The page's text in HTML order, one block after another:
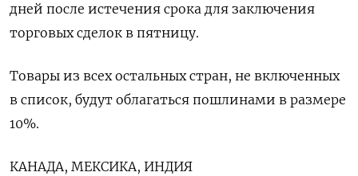
дней после истечения срока для заключения
торговых сделок в пятницу.
Товары из всех остальных стран, не включенных
в список, будут облагаться пошлинами в размере
10%.
КАНАДА, МЕКСИКА, ИНДИЯ